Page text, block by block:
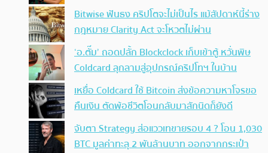
Bitwise ฟันธง คริปโตจะไม่เป็นไร แม้สัปดาห์นี้ร่าง
กฎหมาย Clarity Act จะโหวตไม่ผ่าน
‘อ.ตั๊ม’ ถอดปลั้ก Blockclock เก็บเข้าตู้ หวั่นพิษ
Coldcard ลุกลามสู่อุปกรณ์คริปโทฯ ในบ้าน
เหยื่อ Coldcard ใช้ Bitcoin ส่งข้อความหาโจรขอ
คืนเงิน ตัดพ้อชีวิตโอนกลับมาสักนิดก็ยังดี
จับตา Strategy ส่อแววเทขายรอบ 4 ? โอน 1,030
BTC มูลค่าทะลุ 2 พันล้านบาท ออกจากกระเป๋า